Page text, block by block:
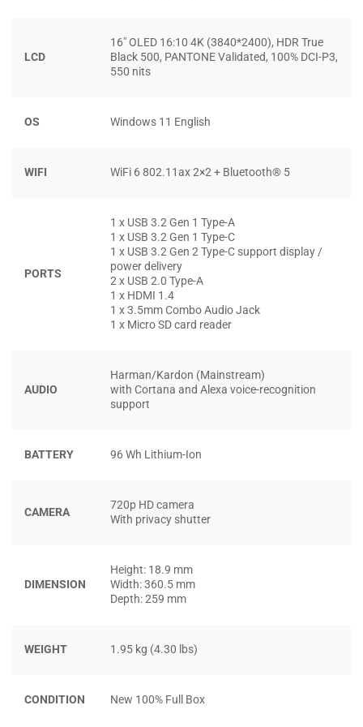
Đầy đủ cổng giao tiếp gồm USB 3.2, HDMI, Jack tai nghe
3.5 mm, USB-C,… hỗ trợ bạn kết nối với các thiết bị ngoại vi
trợ giúp của cổng Hub hay dây cáp rườm rà.
cảm nhận mình dùng phím có độ nảy ổn định, thao tác
LCD
16″ OLED 16:10 4K (3840*2400), HDR True
Black 500, PANTONE Validated, 100% DCI-P3,
550 nits
OS Windows 11 English
WIFI WiFi 6 802.11ax 2×2 + Bluetooth® 5
PORTS
1 x USB 3.2 Gen 1 Type-A
1 x USB 3.2 Gen 1 Type-C
1 x USB 3.2 Gen 2 Type-C support display /
power delivery
2 x USB 2.0 Type-A
1 x HDMI 1.4
1 x 3.5mm Combo Audio Jack
1 x Micro SD card reader
AUDIO
Harman/Kardon (Mainstream)
with Cortana and Alexa voice-recognition
support
BATTERY 96 Wh Lithium-Ion
CAMERA
720p HD camera
With privacy shutter
DIMENSION
Height: 18.9 mm
Width: 360.5 mm
Depth: 259 mm
WEIGHT 1.95 kg (4.30 lbs)
CONDITION New 100% Full Box